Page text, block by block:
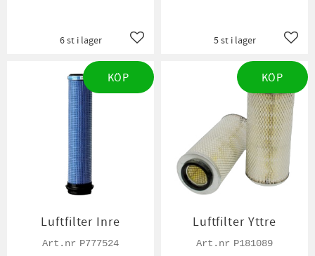
Lägg till i favoriter
6 st i lager 5 st i lager
Luftfilter Inre
P777524
KÖP
Luftfilter Yttre
P181089
KÖP